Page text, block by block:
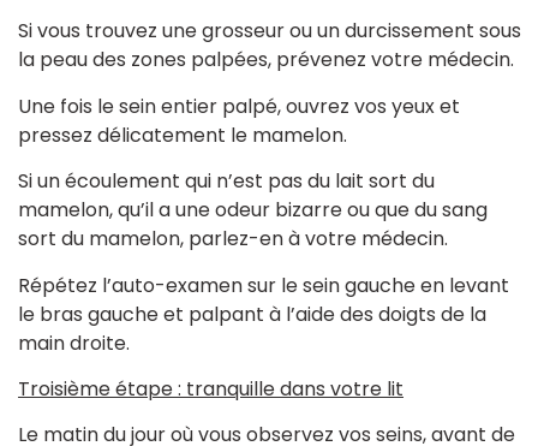
Si vous trouvez une grosseur ou un durcissement sous
la peau des zones palpées, prévenez votre médecin.
Une fois le sein entier palpé, ouvrez vos yeux et
pressez délicatement le mamelon.
Si un écoulement qui n’est pas du lait sort du
mamelon, qu’il a une odeur bizarre ou que du sang
sort du mamelon, parlez-en à votre médecin.
Répétez l’auto-examen sur le sein gauche en levant
le bras gauche et palpant à l’aide des doigts de la
main droite.
Troisième étape : tranquille dans votre lit
Le matin du jour où vous observez vos seins, avant de